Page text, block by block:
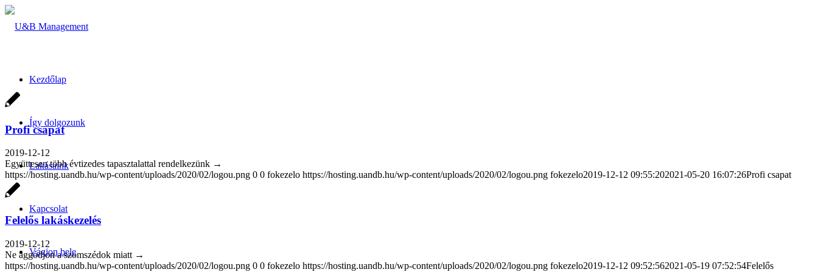
Kezdőlap
Így dolgozunk
Lakásaink
Kapcsolat
Vágjon bele
Profi csapat
2019-12-12
Együttesen több évtizedes tapasztalattal rendelkezünk →
https://hosting.uandb.hu/wp-content/uploads/2020/02/logou.png 0 0 fokezelo https://hosting.uandb.hu/wp-content/uploads/2020/02/logou.png fokezelo2019-12-12 09:55:202021-05-20 16:07:26Profi csapat
Felelős lakáskezelés
2019-12-12
Ne aggódjon a szomszédok miatt →
https://hosting.uandb.hu/wp-content/uploads/2020/02/logou.png 0 0 fokezelo https://hosting.uandb.hu/wp-content/uploads/2020/02/logou.png fokezelo2019-12-12 09:52:562021-05-19 07:52:54Felelős